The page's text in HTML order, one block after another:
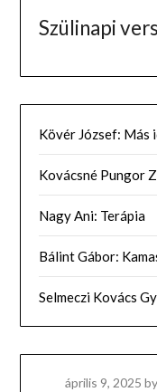
Szülinapi
Kövér József: Más
Kovácsné Pungor
Nagy Ani: Terápia
Bálint Gábor:
Selmeczi Kovács
április 9, 2025